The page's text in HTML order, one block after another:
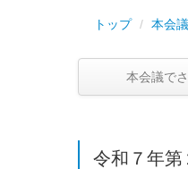
トップ / 本会
本会議で
令和７年第